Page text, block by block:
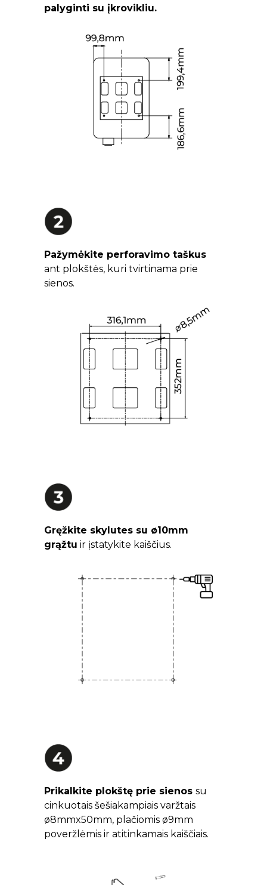
palyginti su įkrovikliu.
Pažymėkite perforavimo taškus
ant plokštės, kuri tvirtinama prie
sienos.
Gręžkite skylutes su ø10mm
grąžtu ir įstatykite kaiščius.
Prikalkite plokštę prie sienos su
cinkuotais šešiakampiais varžtais
ø8mmx50mm, plačiomis ø9mm
poveržlėmis ir atitinkamais kaiščiais.